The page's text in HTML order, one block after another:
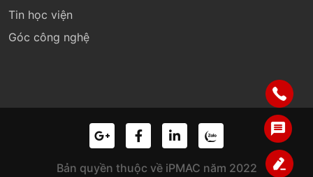
Tin học viện
Góc công nghệ
Bản quyền thuộc về iPMAC năm 2022